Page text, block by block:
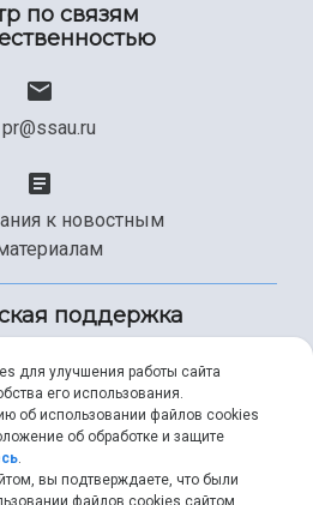
по связям
pr@ssau.ru
к новостным
поддержка
267-49-99
для улучшения работы сайта
его использования.
об использовании файлов cookies
об обработке и защите
.
вы подтверждаете, что были
файлов cookies сайтом